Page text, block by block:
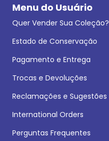
Menu do Usuário
Quer Vender Sua Coleção?
Estado de Conservação
Pagamento e Entrega
Trocas e Devoluções
Reclamações e Sugestões
International Orders
Perguntas Frequentes